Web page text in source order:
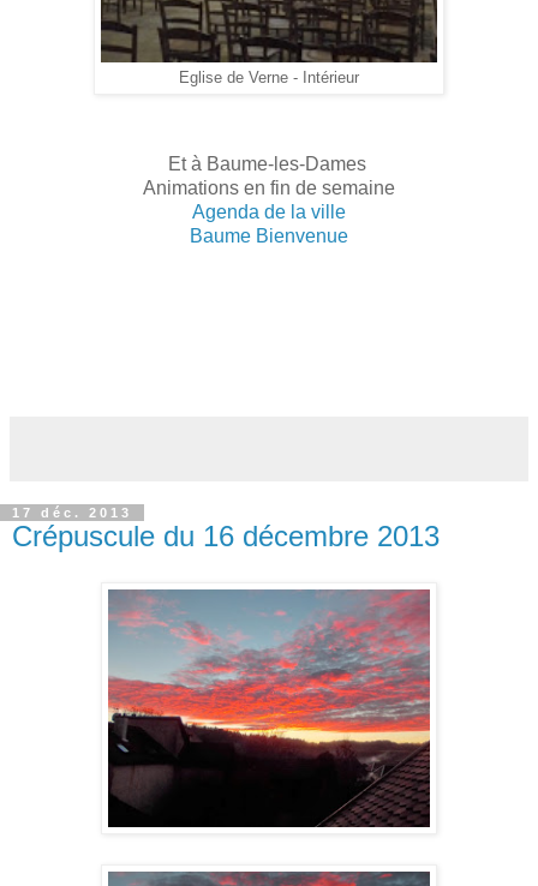
Eglise de Verne - Intérieur
Et à Baume-les-Dames
Animations en fin de semaine
Agenda de la ville
Baume Bienvenue
17 déc. 2013
Crépuscule du 16 décembre 2013